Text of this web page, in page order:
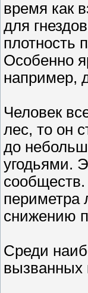
время как
для
плотность
Особенно
например,
Человек
лес, то он
до
угодьями.
периметра
снижению
Среди